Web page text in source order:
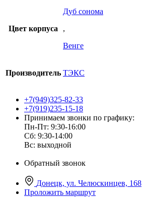
Цвет корпуса
Дуб сонома
,
Венге
Производитель ТЭКС
+7(949)325-82-33
+7(919)235-15-18
Принимаем звонки по графику:
Пн-Пт: 9:30-16:00
Сб: 9:30-14:00
Вс: выходной
Обратный звонок
Донецк, ул. Челюскинцев, 168
Проложить маршрут